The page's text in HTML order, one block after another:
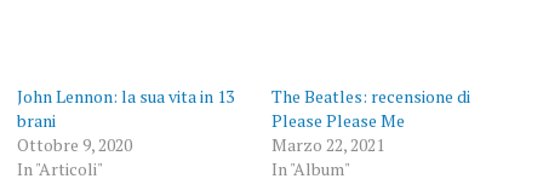
John Lennon: la sua vita in 13
brani
Ottobre 9, 2020
In "Articoli"
The Beatles: recensione di
Please Please Me
Marzo 22, 2021
In "Album"